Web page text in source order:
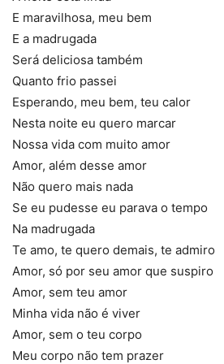
E maravilhosa, meu bem
E a madrugada
Será deliciosa também
Quanto frio passei
Esperando, meu bem, teu calor
Nesta noite eu quero marcar
Nossa vida com muito amor
Amor, além desse amor
Não quero mais nada
Se eu pudesse eu parava o tempo
Na madrugada
Te amo, te quero demais, te admiro
Amor, só por seu amor que suspiro
Amor, sem teu amor
Minha vida não é viver
Amor, sem o teu corpo
Meu corpo não tem prazer